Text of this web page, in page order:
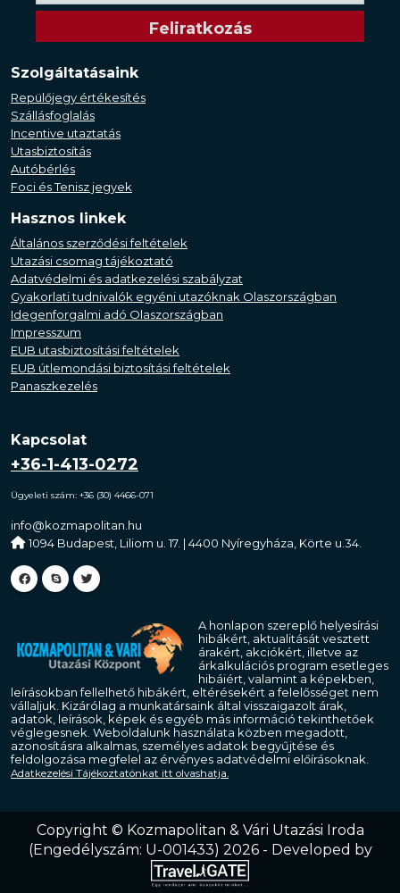
Szolgáltatásaink
Repülőjegy értékesítés
Szállásfoglalás
Incentive utaztatás
Utasbiztosítás
Autóbérlés
Foci és Tenisz jegyek
Hasznos linkek
Általános szerződési feltételek
Utazási csomag tájékoztató
Adatvédelmi és adatkezelési szabályzat
Gyakorlati tudnivalók egyéni utazóknak Olaszországban
Idegenforgalmi adó Olaszországban
Impresszum
EUB utasbiztosítási feltételek
EUB útlemondási biztosítási feltételek
Panaszkezelés
Kapcsolat
+36-1-413-0272
Ügyeleti szám: +36 (30) 4466-071
info@kozmapolitan.hu
1094 Budapest, Liliom u. 17. | 4400 Nyíregyháza, Körte u.34.
A honlapon szereplő helyesírási
hibákért, aktualitását vesztett
árakért, akciókért, illetve az
árkalkulációs program esetleges
hibáiért, valamint a képekben,
leírásokban fellelhető hibákért, eltérésekért a felelősséget nem
vállaljuk. Kizárólag a munkatársaink által visszaigazolt árak,
adatok, leírások, képek és egyéb más információ tekinthetőek
véglegesnek. Weboldalunk használata közben megadott,
azonosításra alkalmas, személyes adatok begyűjtése és
feldolgozása megfelel az érvényes adatvédelmi előírásoknak.
Adatkezelési Tájékoztatónkat itt olvashatja.
Copyright
Copyright © Kozmapolitan & Vári Utazási Iroda
(Engedélyszám: U-001433) 2026 - Developed by